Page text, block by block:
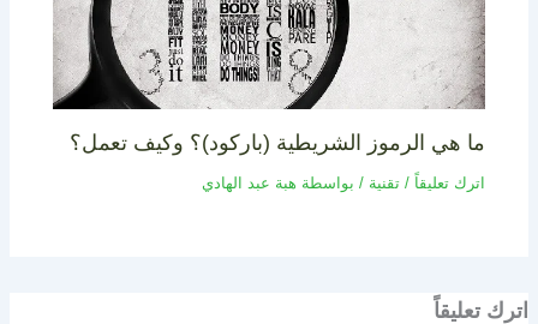
ما هي الرموز الشريطية (باركود)؟ وكيف تعمل؟
اترك تعليقاً /تقنية / بواسطة هبة عبد الهادي
اترك تعليقاً